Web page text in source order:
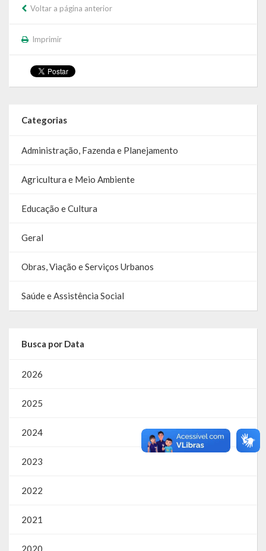
Portal da Transparência
Voltar a página anterior
Imprimir
Categorias
Administração, Fazenda e Planejamento
Agricultura e Meio Ambiente
Educação e Cultura
Geral
Obras, Viação e Serviços Urbanos
Saúde e Assistência Social
Busca por Data
2026
2025
2024
2023
2022
2021
2020